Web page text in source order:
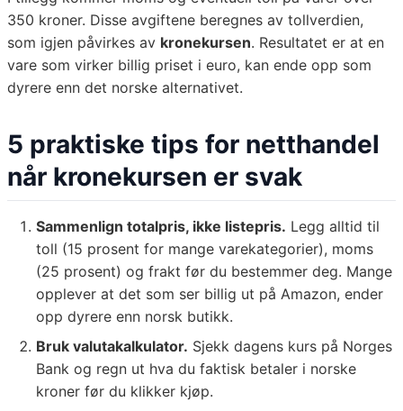
350 kroner. Disse avgiftene beregnes av tollverdien,
som igjen påvirkes av kronekursen. Resultatet er at en
vare som virker billig priset i euro, kan ende opp som
dyrere enn det norske alternativet.
5 praktiske tips for netthandel
når kronekursen er svak
Sammenlign totalpris, ikke listepris. Legg alltid til
toll (15 prosent for mange varekategorier), moms
(25 prosent) og frakt før du bestemmer deg. Mange
opplever at det som ser billig ut på Amazon, ender
opp dyrere enn norsk butikk.
Bruk valutakalkulator. Sjekk dagens kurs på Norges
Bank og regn ut hva du faktisk betaler i norske
kroner før du klikker kjøp.